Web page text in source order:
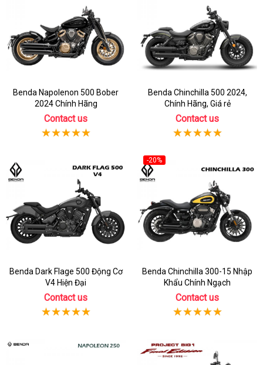
Benda Napolenon 500 Bober
2024 Chính Hãng
Contact us
Benda Chinchilla 500 2024,
Chính Hãng, Giá rẻ
Contact us
Benda Dark Flage 500 Động Cơ
V4 Hiện Đại
Contact us
-20%
Benda Chinchilla 300-15 Nhập
Khẩu Chính Ngạch
Contact us